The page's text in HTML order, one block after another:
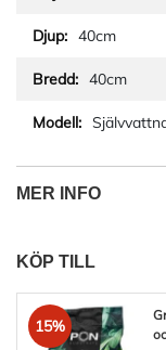
40cm
40cm
MER INFO
KÖP TILL
15%